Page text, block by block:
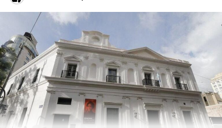
sótano de la peluquería donde grabó el videoclip de su
canción porque ya no tenía plata. “Estaban las
intenciones, yo sabía que todo iba a salir a flote”, dice
dándole otra sorbo a la taza de café que de vez en
cuando agarra. Y tenía razón, todo salió a flote.
Volvió a Santiago del Estero. Ya estaba grabando un
tema nuevo en su computadora, como hacía todo el
tiempo. Un mensaje lo interrumpió. Por esas
casualidades de la vida Luguez, quien había dirigido el
video de Playa, trabajaba con un sello discográfico y le